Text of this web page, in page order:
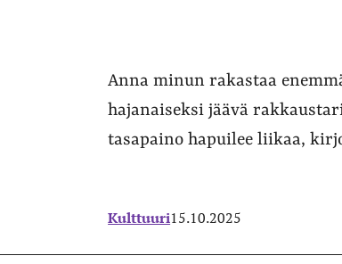
Anna minun rakastaa
hajanaiseksi jäävä
tasapaino hapuilee liikaa,
Kulttuuri15.10.2025